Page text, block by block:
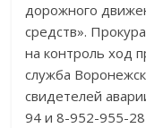
дорожного
средств».
на контроль ход
служба
свидетелей
94 и 8-952-955-